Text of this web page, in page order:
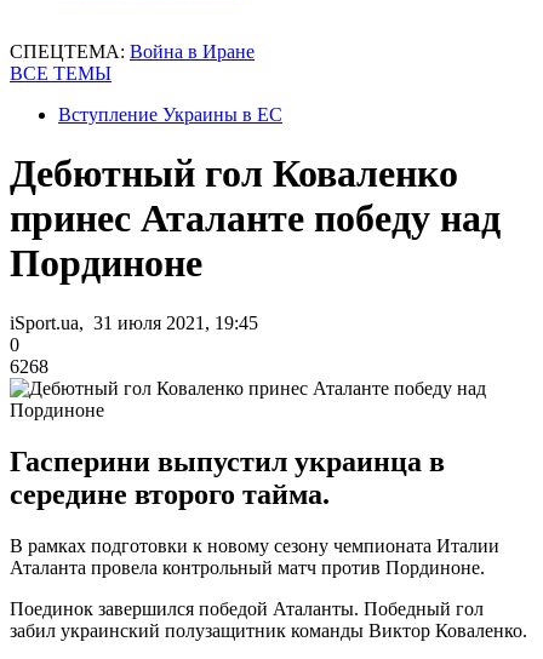
СПЕЦТЕМА: Война в Иране
ВСЕ ТЕМЫ
Вступление Украины в ЕС
Дебютный гол Коваленко
принес Аталанте победу над
Пординоне
iSport.ua, 31 июля 2021, 19:45
0
6268
Гасперини выпустил украинца в
середине второго тайма.
В рамках подготовки к новому сезону чемпионата Италии
Аталанта провела контрольный матч против Пординоне.
Поединок завершился победой Аталанты. Победный гол
забил украинский полузащитник команды Виктор Коваленко.